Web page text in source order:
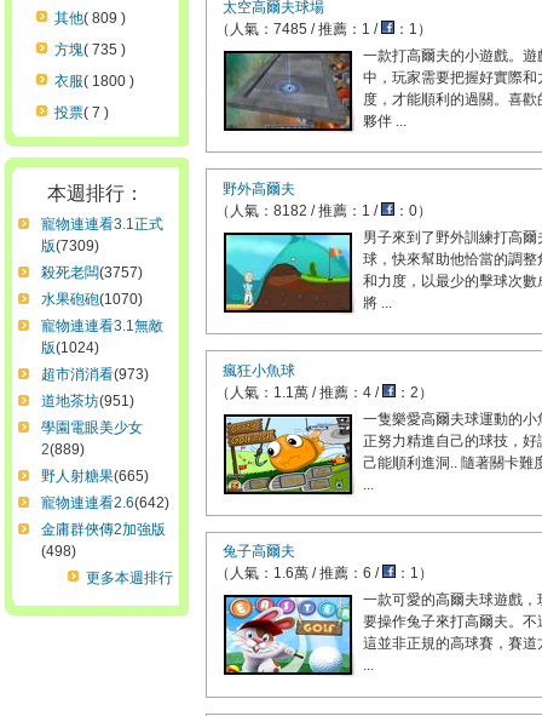
其他( 809 )
方塊( 735 )
衣服( 1800 )
投票( 7 )
本週排行：
寵物連連看3.1正式
版(7309)
殺死老闆(3757)
水果砲砲(1070)
寵物連連看3.1無敵
版(1024)
超市消消看(973)
道地茶坊(951)
學園電眼美少女
2(889)
野人射糖果(665)
寵物連連看2.6(642)
金庸群俠傳2加強版
(498)
更多本週排行
太空高爾夫球場
（人氣：7485 / 推薦：1 /
：1）
一款打高爾夫的小遊戲。遊
中，玩家需要把握好實際和
度，才能順利的過關。喜歡
夥伴 ...
野外高爾夫
（人氣：8182 / 推薦：1 /
：0）
男子來到了野外訓練打高爾
球，快來幫助他恰當的調整
和力度，以最少的擊球次數
將 ...
瘋狂小魚球
（人氣：1.1萬 / 推薦：4 /
：2）
一隻樂愛高爾夫球運動的小
正努力精進自己的球技，好
己能順利進洞.. 隨著關卡難
兔子高爾夫
（人氣：1.6萬 / 推薦：6 /
：1）
一款可愛的高爾夫球遊戲，
要操作兔子來打高爾夫。不
這並非正規的高球賽，賽道
...